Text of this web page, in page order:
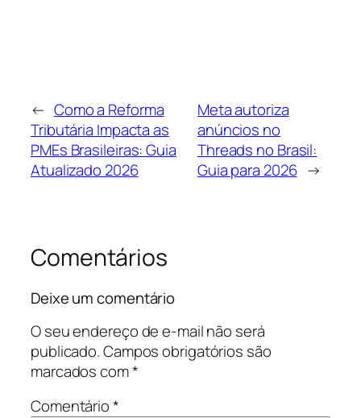
← Como a Reforma
Tributária Impacta as
PMEs Brasileiras: Guia
Atualizado 2026
Meta autoriza
anúncios no
Threads no Brasil:
Guia para 2026 →
Comentários
Deixe um comentário
O seu endereço de e-mail não será
publicado.Campos obrigatórios são
marcados com*
Comentário*